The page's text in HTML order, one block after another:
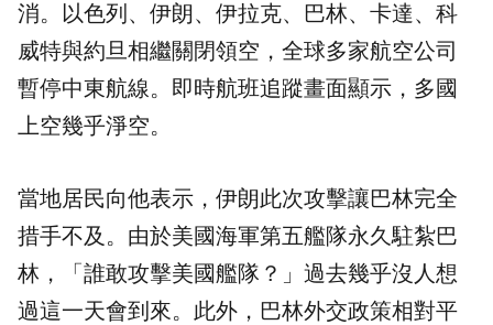
消。以色列、伊朗、伊拉克、巴林、卡達、科
威特與約旦相繼關閉領空，全球多家航空公司
暫停中東航線。即時航班追蹤畫面顯示，多國
上空幾乎淨空。
當地居民向他表示，伊朗此次攻擊讓巴林完全
措手不及。由於美國海軍第五艦隊永久駐紮巴
林，「誰敢攻擊美國艦隊？」過去幾乎沒人想
過這一天會到來。此外，巴林外交政策相對平